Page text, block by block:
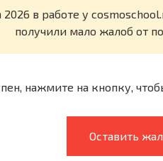
2026 в работе у
получили мало жалоб от
нажмите на кнопку,
Оставить